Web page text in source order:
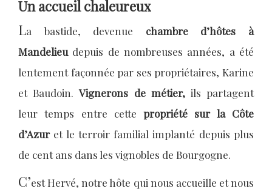
Un accueil chaleureux
La bastide, devenue chambre d’hôtes à
Mandelieu depuis de nombreuses années, a été
lentement façonnée par ses propriétaires, Karine
et Baudoin.Vignerons de métier,ils partagent
leur temps entre cettepropriété sur la Côte
d’Azuret le terroir familial implanté depuis plus
de cent ans dans les vignobles de Bourgogne.
C’est Hervé, notre hôte qui nous accueille et nous